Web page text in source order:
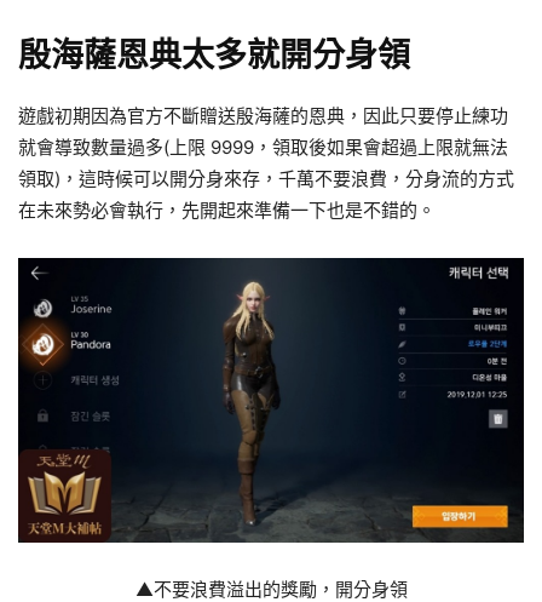
殷海薩恩典太多就開分身領
遊戲初期因為官方不斷贈送殷海薩的恩典，因此只要停止練功
就會導致數量過多(上限 9999，領取後如果會超過上限就無法
領取)，這時候可以開分身來存，千萬不要浪費，分身流的方式
在未來勢必會執行，先開起來準備一下也是不錯的。
▲不要浪費溢出的獎勵，開分身領